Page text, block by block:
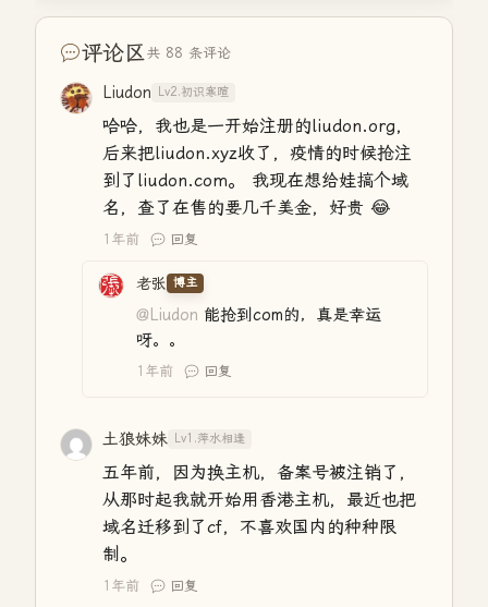
评论区共 88 条评论
Liudon Lv2.初识寒暄
哈哈，我也是一开始注册的liudon.org，
后来把liudon.xyz收了，疫情的时候抢注
到了liudon.com。 我现在想给娃搞个域
名，查了在售的要几千美金，好贵 😂
1年前 回复
老张 博主
@Liudon 能抢到com的，真是幸运
呀。。
1年前 回复
土狼妹妹 Lv1.萍水相逢
五年前，因为换主机，备案号被注销了，
从那时起我就开始用香港主机，最近也把
域名迁移到了cf，不喜欢国内的种种限
制。
1年前 回复